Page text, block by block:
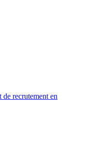
recrutement en